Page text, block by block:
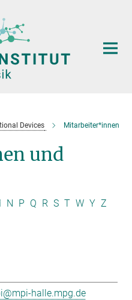
Devices Mitarbeiter*innen
und
N P Q R S T W Y Z
halle.mpg.de